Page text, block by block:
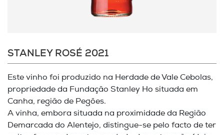
STANLEY ROSÉ 2021
Este vinho foi produzido na Herdade de Vale Cebolas,
propriedade da Fundação Stanley Ho situada em
Canha, região de Pegões.
A vinha, embora situada na proximidade da Região
Demarcada do Alentejo, distingue-se pelo facto de ter